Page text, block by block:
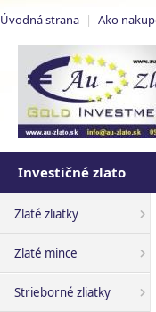
Úvodná strana | Ako
Investičné zlato
Zlaté zliatky
Zlaté mince
Strieborné zliatky